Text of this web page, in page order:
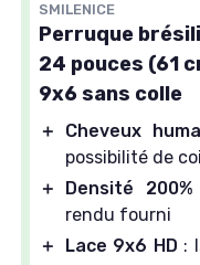
SMILENICE
Perruque
24 pouces (61
9x6 sans colle
＋ Cheveux
possibilité de
＋
Densité 200%
rendu fourni
＋
Lace 9x6 HD :